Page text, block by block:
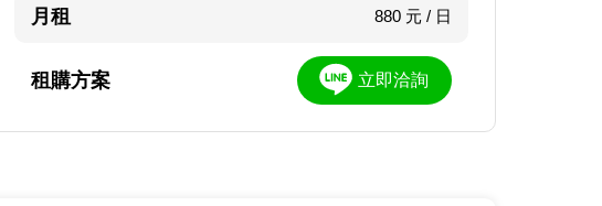
月租 880 元 / 日
租購方案 立即洽詢